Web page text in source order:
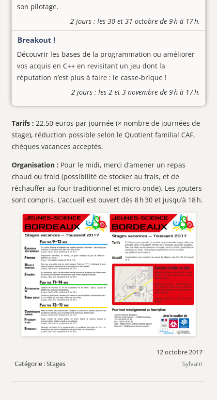
son pilotage.
2 jours : les 30 et 31 octobre de 9 h à 17 h.
Breakout !
Découvrir les bases de la programmation ou améliorer
vos acquis en C++ en revisitant un jeu dont la
réputation n’est plus à faire : le casse-brique !
2 jours : les 2 et 3 novembre de 9 h à 17 h.
Tarifs : 22,50 euros par journée (× nombre de journées de
stage), réduction possible selon le Quotient familial CAF,
chèques vacances acceptés.
Organisation : Pour le midi, merci d’amener un repas
chaud ou froid (possibilité de stocker au frais, et de
réchauffer au four traditionnel et micro-onde). Les gouters
sont compris. L’accueil est ouvert dès 8 h 30 et jusqu’à 18 h.
Stages
12 octobre 2017
Sylvain